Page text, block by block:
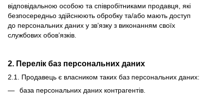
відповідальною особою та співробітниками продавця, які
безпосередньо здійснюють обробку та/або мають доступ
до персональних даних у зв’язку з виконанням своїх
службових обов’язків.
2. Перелік баз персональних даних
2.1. Продавець є власником таких баз персональних даних:
база персональних даних контрагентів.